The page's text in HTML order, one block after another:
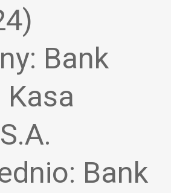
Bank
Kasa
Bank